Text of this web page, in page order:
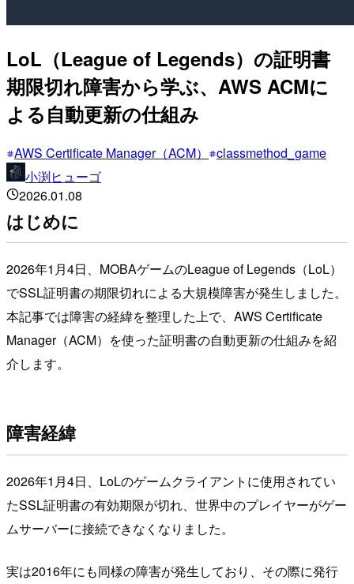
LoL（League of Legends）の証明書
期限切れ障害から学ぶ、AWS ACMに
よる自動更新の仕組み
AWS Certificate Manager（ACM）
classmethod_game
小渕ヒューゴ
2026.01.08
はじめに
2026年1月4日、MOBAゲームのLeague of Legends（LoL）
でSSL証明書の期限切れによる大規模障害が発生しました。
本記事では障害の経緯を整理した上で、AWS Certificate
Manager（ACM）を使った証明書の自動更新の仕組みを紹
介します。
障害経緯
2026年1月4日、LoLのゲームクライアントに使用されてい
たSSL証明書の有効期限が切れ、世界中のプレイヤーがゲー
ムサーバーに接続できなくなりました。
実は2016年にも同様の障害が発生しており、その際に発行